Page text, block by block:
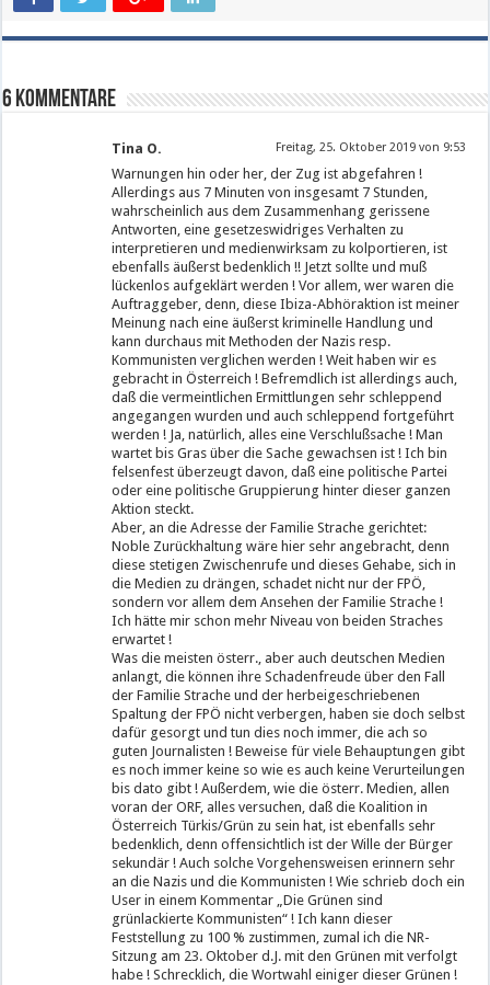
6 Kommentare
Tina O. Freitag, 25. Oktober 2019 von 9:53
Warnungen hin oder her, der Zug ist abgefahren !
Allerdings aus 7 Minuten von insgesamt 7 Stunden,
wahrscheinlich aus dem Zusammenhang gerissene
Antworten, eine gesetzeswidriges Verhalten zu
interpretieren und medienwirksam zu kolportieren, ist
ebenfalls äußerst bedenklich !! Jetzt sollte und muß
lückenlos aufgeklärt werden ! Vor allem, wer waren die
Auftraggeber, denn, diese Ibiza-Abhöraktion ist meiner
Meinung nach eine äußerst kriminelle Handlung und
kann durchaus mit Methoden der Nazis resp.
Kommunisten verglichen werden ! Weit haben wir es
gebracht in Österreich ! Befremdlich ist allerdings auch,
daß die vermeintlichen Ermittlungen sehr schleppend
angegangen wurden und auch schleppend fortgeführt
werden ! Ja, natürlich, alles eine Verschlußsache ! Man
wartet bis Gras über die Sache gewachsen ist ! Ich bin
felsenfest überzeugt davon, daß eine politische Partei
oder eine politische Gruppierung hinter dieser ganzen
Aktion steckt.
Aber, an die Adresse der Familie Strache gerichtet:
Noble Zurückhaltung wäre hier sehr angebracht, denn
diese stetigen Zwischenrufe und dieses Gehabe, sich in
die Medien zu drängen, schadet nicht nur der FPÖ,
sondern vor allem dem Ansehen der Familie Strache !
Ich hätte mir schon mehr Niveau von beiden Straches
erwartet !
Was die meisten österr., aber auch deutschen Medien
anlangt, die können ihre Schadenfreude über den Fall
der Familie Strache und der herbeigeschriebenen
Spaltung der FPÖ nicht verbergen, haben sie doch selbst
dafür gesorgt und tun dies noch immer, die ach so
guten Journalisten ! Beweise für viele Behauptungen gibt
es noch immer keine so wie es auch keine Verurteilungen
bis dato gibt ! Außerdem, wie die österr. Medien, allen
voran der ORF, alles versuchen, daß die Koalition in
Österreich Türkis/Grün zu sein hat, ist ebenfalls sehr
bedenklich, denn offensichtlich ist der Wille der Bürger
sekundär ! Auch solche Vorgehensweisen erinnern sehr
an die Nazis und die Kommunisten ! Wie schrieb doch ein
User in einem Kommentar „Die Grünen sind
grünlackierte Kommunisten“ ! Ich kann dieser
Feststellung zu 100 % zustimmen, zumal ich die NR-
Sitzung am 23. Oktober d.J. mit den Grünen mit verfolgt
habe ! Schrecklich, die Wortwahl einiger dieser Grünen !